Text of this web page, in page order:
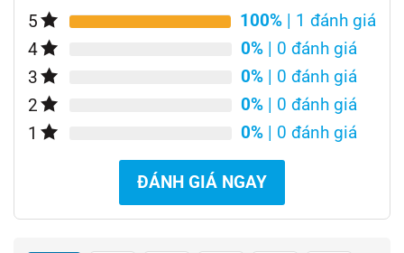
5 100% | 1 đánh giá
4
0% | 0 đánh giá
3
0% | 0 đánh giá
2
0% | 0 đánh giá
1
0% | 0 đánh giá
ĐÁNH GIÁ NGAY